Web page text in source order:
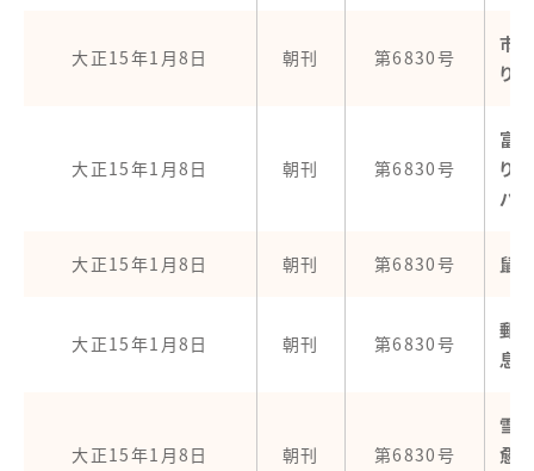
大正15年1月8日 朝刊 第6830号
市
り
大正15年1月8日 朝刊 第6830号
富
り
パ
大正15年1月8日 朝刊 第6830号 鼠
大正15年1月8日 朝刊 第6830号
郵
息
大正15年1月8日 朝刊 第6830号
雪
愈